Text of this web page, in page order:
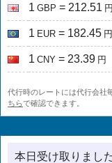
1 GBP = 212.51 円
1 EUR = 182.45 円
1 CNY = 23.39 円
代行時のレートには代行会社
ちらで確認できます。
本日受け取りまし